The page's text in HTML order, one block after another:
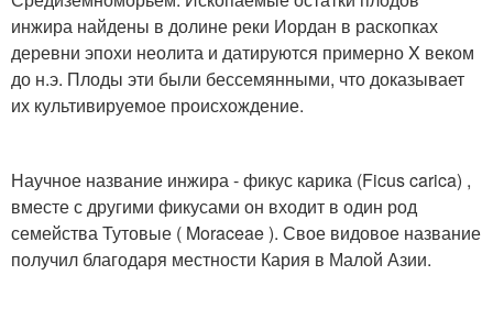
инжира найдены в долине реки Иордан в раскопках
деревни эпохи неолита и датируются примерно X веком
до н.э. Плоды эти были бессемянными, что доказывает
их культивируемое происхождение.
Научное название инжира - фикус карика (Ficus carica) ,
вместе с другими фикусами он входит в один род
семейства Тутовые ( Moraceae ). Свое видовое название
получил благодаря местности Кария в Малой Азии.